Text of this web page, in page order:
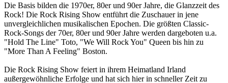
Die Basis bilden die 1970er, 80er und 90er Jahre, die Glanzzeit des
Rock! Die Rock Rising Show entführt die Zuschauer in jene
unvergleichlichen musikalischen Epochen. Die größten Classic-
Rock-Songs der 70er, 80er und 90er Jahre werden dargeboten u.a.
"Hold The Line" Toto, "We Will Rock You" Queen bis hin zu
"More Than A Feeling" Boston.
Die Rock Rising Show feiert in ihrem Heimatland Irland
außergewöhnliche Erfolge und hat sich hier in schneller Zeit zu